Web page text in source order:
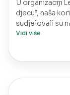
U organizaciji
djecu”, naša
sudjelovali su
Vidi više